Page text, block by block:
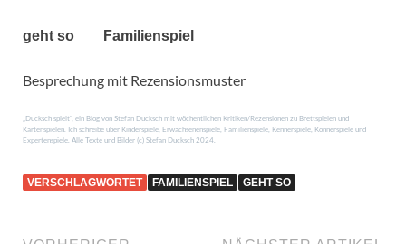
geht so Familienspiel
Besprechung mit Rezensionsmuster
„Ducksch spielt“, ein Blog von Stefan Ducksch mit wöchentlichen Kritiken/Rezensionen zu Brettspielen und
Kartenspielen. Ich schreibe über Kinderspiele, Erwachsenenspiele, Familienspiele, Kennerspiele, Könnerspiele und
Expertenspiele. Alle Texte und Bilder (c) Stefan Ducksch 2024.
VERSCHLAGWORTET FAMILIENSPIEL GEHT SO